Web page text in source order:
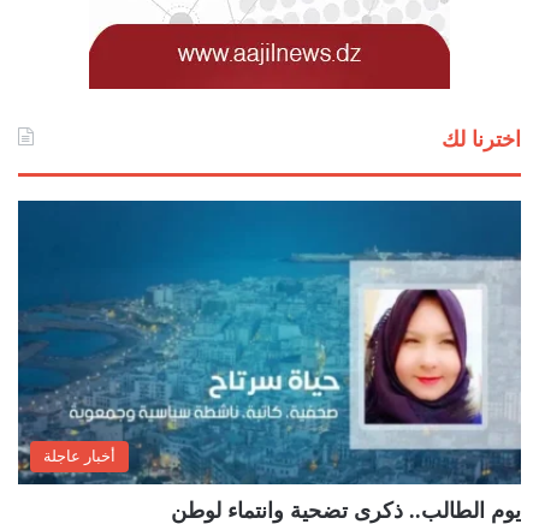
اخترنا لك
أخبار عاجلة
يوم الطالب.. ذكرى تضحية وانتماء لوطن